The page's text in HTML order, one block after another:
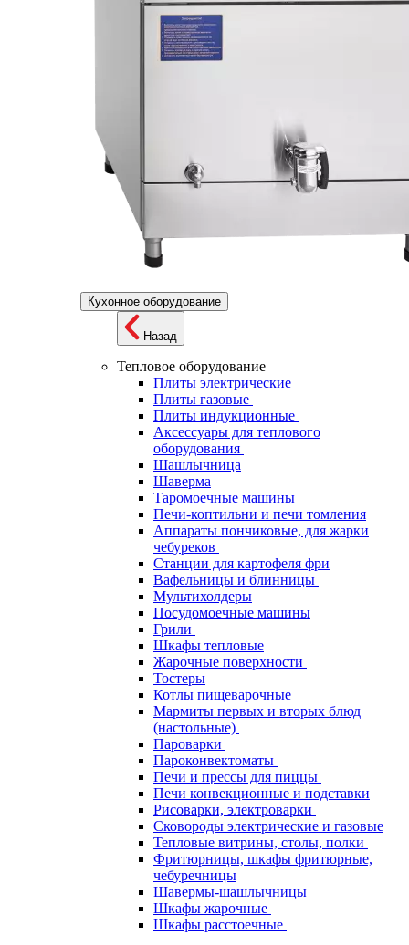
Кухонное оборудование
Назад
Тепловое оборудование
Плиты электрические
Плиты газовые
Плиты индукционные
Аксессуары для теплового
оборудования
Шашлычница
Шаверма
Таромоечные машины
Печи-коптильни и печи томления
Аппараты пончиковые, для жарки
чебуреков
Станции для картофеля фри
Вафельницы и блинницы
Мультихолдеры
Посудомоечные машины
Грили
Шкафы тепловые
Жарочные поверхности
Тостеры
Котлы пищеварочные
Мармиты первых и вторых блюд
(настольные)
Пароварки
Пароконвектоматы
Печи и прессы для пиццы
Печи конвекционные и подставки
Рисоварки, электроварки
Сковороды электрические и газовые
Тепловые витрины, столы, полки
Фритюрницы, шкафы фритюрные,
чебуречницы
Шавермы-шашлычницы
Шкафы жарочные
Шкафы расстоечные